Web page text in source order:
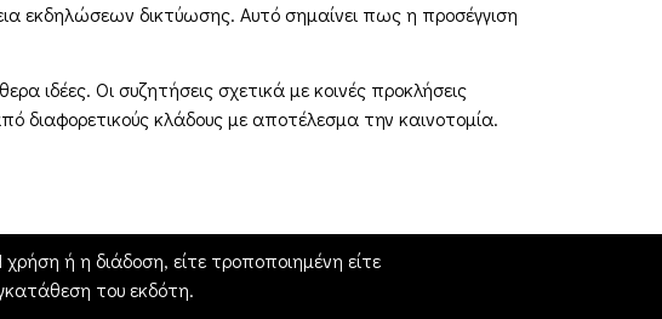
εκδηλώσεων δικτύωσης. Αυτό σημαίνει πως η προσέγγιση
ιδέες. Οι συζητήσεις σχετικά με κοινές προκλήσεις
διαφορετικούς κλάδους με αποτέλεσμα την καινοτομία.
ή η διάδοση, είτε τροποποιημένη είτε
του εκδότη.